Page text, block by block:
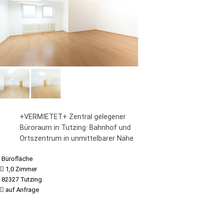
+VERMIETET+ Zentral gelegener
Büroraum in Tutzing: Bahnhof und
Ortszentrum in unmittelbarer Nähe
Bürofläche
1,0 Zimmer
82327 Tutzing
auf Anfrage